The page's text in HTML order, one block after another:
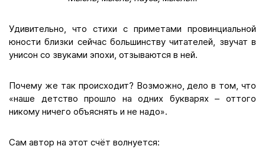
Удивительно, что стихи с приметами провинциальной
юности близки сейчас большинству читателей, звучат в
унисон со звуками эпохи, отзываются в ней.
Почему же так происходит? Возможно, дело в том, что
«наше детство прошло на одних букварях – оттого
никому ничего объяснять и не надо».
Сам автор на этот счёт волнуется: